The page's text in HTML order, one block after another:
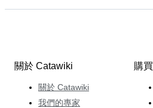
關於 Catawiki
關於 Catawiki
我們的專家
購買